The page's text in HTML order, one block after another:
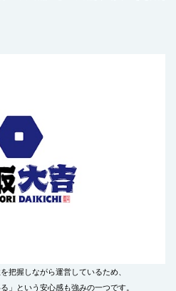
把握しながら運営しているため、
」という安心感も強みの一つです。